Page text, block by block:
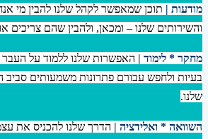
מודעות | תוכן שמאפשר לקהל שלנו להבין מי
והשירותים שלנו – ומכאן, ולהבין שהם צריכים
מחקר * לימוד | האפשרות שלנו ללמוד על העבר
בעיות ולחפש עבורם פתרונות משמעותים סביב
שלנו.
השוואה * ואלידציה | הדרך שלנו להכניס את